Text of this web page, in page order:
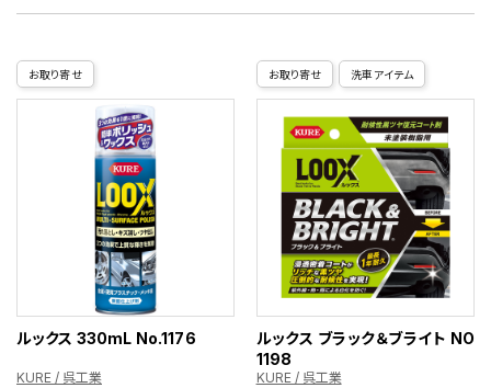
お取り寄せ
ルックス 330mL No.1176
KURE / 呉工業
お取り寄せ 洗車アイテム
ルックス ブラック＆ブライト NO
1198
KURE / 呉工業